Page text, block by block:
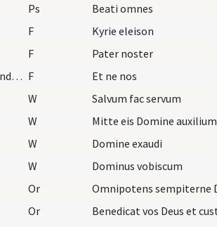
Ps Beati omnes
F Kyrie eleison
F Pater noster
Ut Dominus concedat eis sacra mandata eius facere: F Et ne nos
W Salvum fac servum
W Mitte eis Domine auxilium
W Domine exaudi
W Dominus vobiscum
Or
Or